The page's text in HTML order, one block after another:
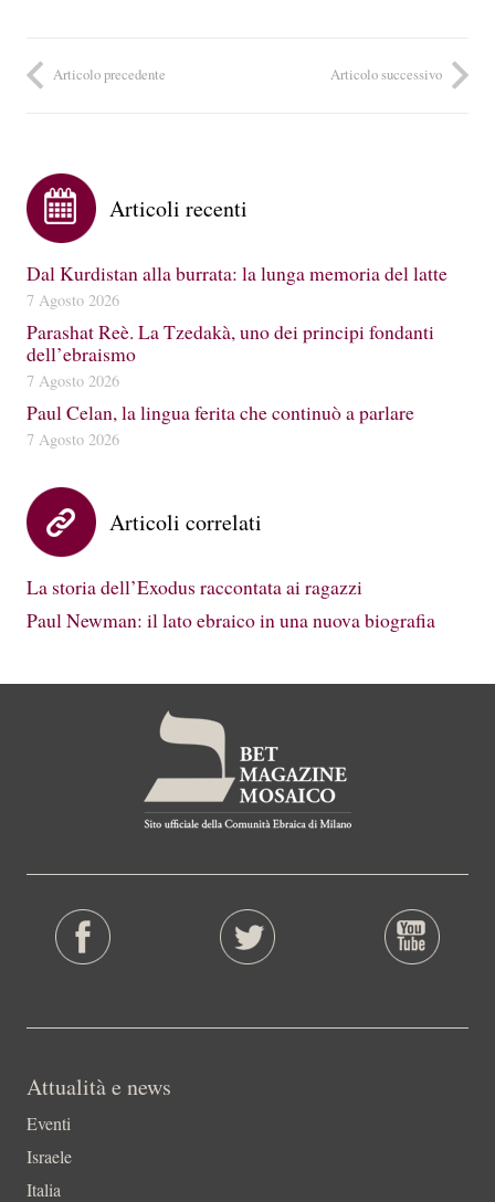
Articolo precedente Articolo successivo
Articoli recenti
Dal Kurdistan alla burrata: la lunga memoria del latte
7 Agosto 2026
Parashat Reè. La Tzedakà, uno dei principi fondanti
dell’ebraismo
7 Agosto 2026
Paul Celan, la lingua ferita che continuò a parlare
7 Agosto 2026
Articoli correlati
La storia dell’Exodus raccontata ai ragazzi
Paul Newman: il lato ebraico in una nuova biografia
Attualità e news
Eventi
Israele
Italia